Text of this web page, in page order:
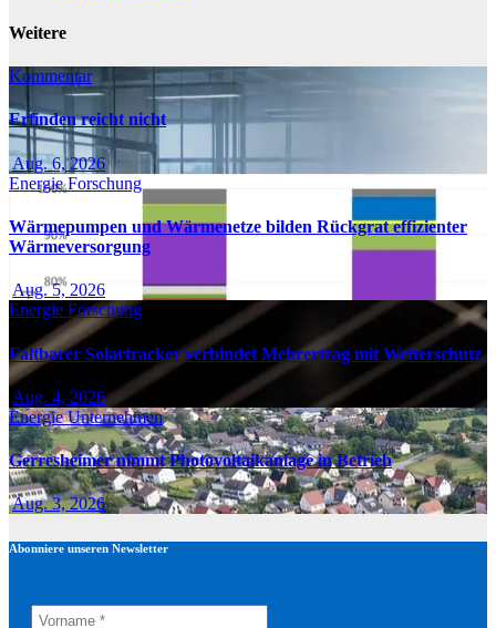
Weitere
Kommentar
Erfinden reicht nicht
Aug. 6, 2026
EnergieForschung
Wärmepumpen und Wärmenetze bilden Rückgrat effizienter
Wärmeversorgung
Aug. 5, 2026
Energie Forschung
Faltbarer Solartracker verbindet Mehrertrag mit Wetterschutz
Aug. 4, 2026
EnergieUnternehmen
Gerresheimer nimmt Photovoltaikanlage in Betrieb
Aug. 3, 2026
Abonniere unseren Newsletter